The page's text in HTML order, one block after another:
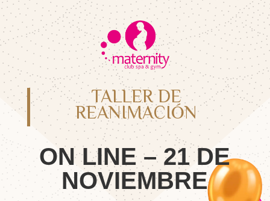
TALLER DE
REANIMACIÓN
ON LINE – 21 DE
NOVIEMBRE